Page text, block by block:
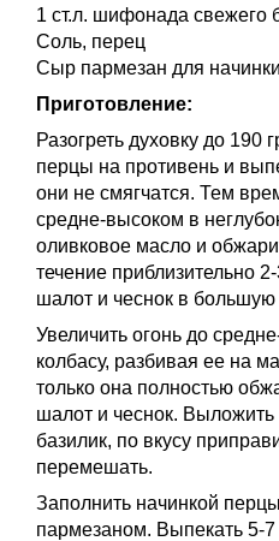
1 ст.л. шифонада свежего
Соль, перец
Сыр пармезан для начинки
Приготовление:
Разогреть духовку до 190
перцы на противень и
они не смягчатся. Тем
средне-высоком в
оливковое масло и
течение приблизительно
шалот и чеснок в большую
Увеличить огонь до
колбасу, разбивая ее на
только она полностью
шалот и чеснок. Выложить
базилик, по вкусу
перемешать.
Заполнить начинкой
пармезаном. Выпекать 5-